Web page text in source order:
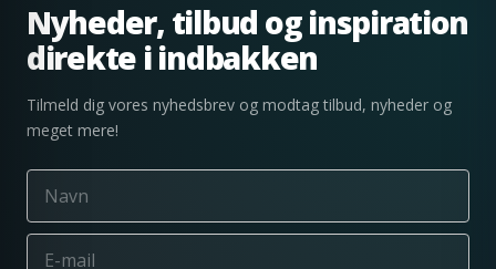
Nyheder, tilbud og inspiration
direkte i indbakken
Tilmeld dig vores nyhedsbrev og modtag tilbud, nyheder og
meget mere!